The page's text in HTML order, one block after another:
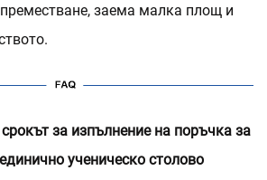
заема малка площ и
за изпълнение на поръчка за
ученическо столово